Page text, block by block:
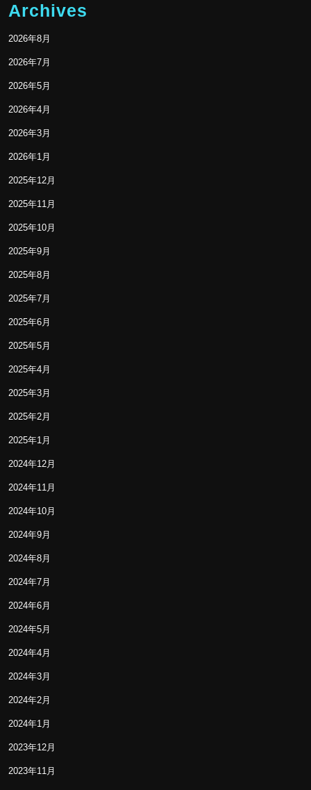
Archives
2026年8月
2026年7月
2026年5月
2026年4月
2026年3月
2026年1月
2025年12月
2025年11月
2025年10月
2025年9月
2025年8月
2025年7月
2025年6月
2025年5月
2025年4月
2025年3月
2025年2月
2025年1月
2024年12月
2024年11月
2024年10月
2024年9月
2024年8月
2024年7月
2024年6月
2024年5月
2024年4月
2024年3月
2024年2月
2024年1月
2023年12月
2023年11月